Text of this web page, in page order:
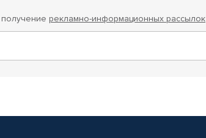
рекламно-информационных рассылок